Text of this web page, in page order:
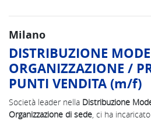
Milano
DISTRIBUZIONE
ORGANIZZAZIONE /
PUNTI VENDITA (m/f)
Società leader nella Distribuzione
Organizzazione di sede, ci ha